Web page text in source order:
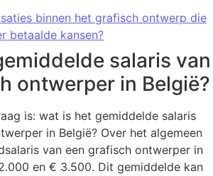
binnen het grafisch ontwerp die
betaalde kansen?
salaris van
ontwerper in België?
is: wat is het gemiddelde salaris
in België? Over het algemeen
van een grafisch ontwerper in
en € 3.500. Dit gemiddelde kan